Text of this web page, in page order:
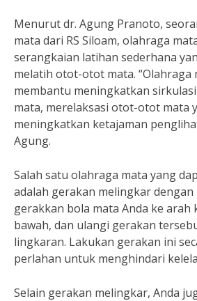
Menurut dr. Agung Pranoto,
mata dari RS Siloam, olahraga
serangkaian latihan sederhana
melatih otot-otot mata. “Olahraga
membantu meningkatkan
mata, merelaksasi otot-otot mata
meningkatkan ketajaman
Agung.
Salah satu olahraga mata yang
adalah gerakan melingkar dengan
gerakkan bola mata Anda ke arah
bawah, dan ulangi gerakan
lingkaran. Lakukan gerakan ini
perlahan untuk menghindari
Selain gerakan melingkar, Anda